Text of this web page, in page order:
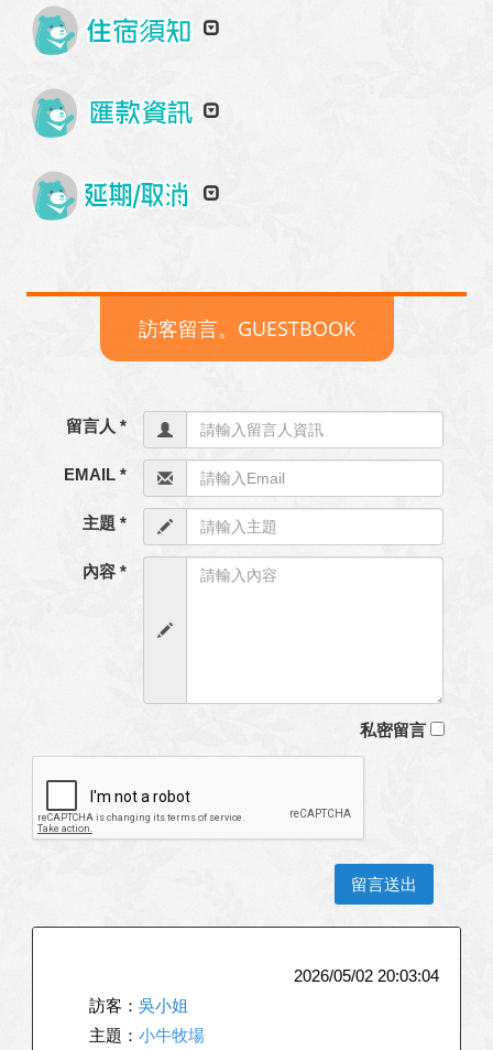
訪客留言。GUESTBOOK
留言人 *
EMAIL *
主題 *
內容 *
私密留言
2026/05/02 20:03:04
訪客： 吳小姐
主題： 小牛牧場